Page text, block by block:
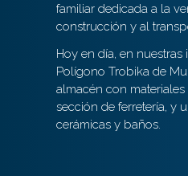
familiar dedicada a la
construcción y al
Hoy en día, en nuestras
Polígono Trobika de
almacén con
sección de ferretería, y
cerámicas y baños.